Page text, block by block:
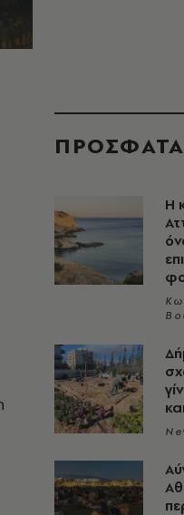
ΠΡΟΣΦΑΤΑ
Η